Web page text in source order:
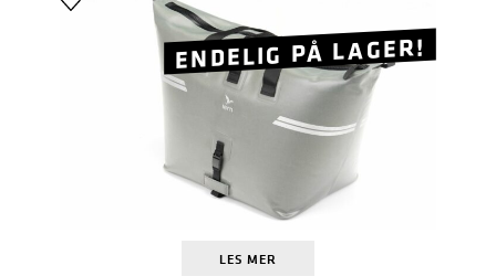
ENDELIG PÅ LAGER!
LES MER